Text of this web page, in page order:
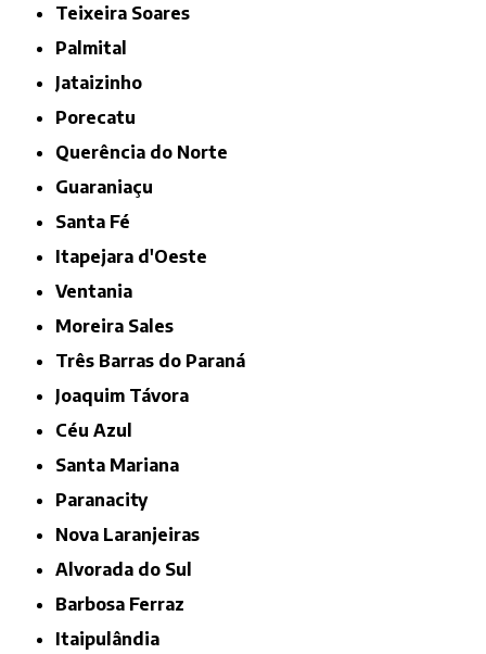
Teixeira Soares
Palmital
Jataizinho
Porecatu
Querência do Norte
Guaraniaçu
Santa Fé
Itapejara d'Oeste
Ventania
Moreira Sales
Três Barras do Paraná
Joaquim Távora
Céu Azul
Santa Mariana
Paranacity
Nova Laranjeiras
Alvorada do Sul
Barbosa Ferraz
Itaipulândia